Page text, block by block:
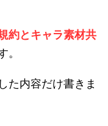
約とキャラ素材共
。
た内容だけ書きま